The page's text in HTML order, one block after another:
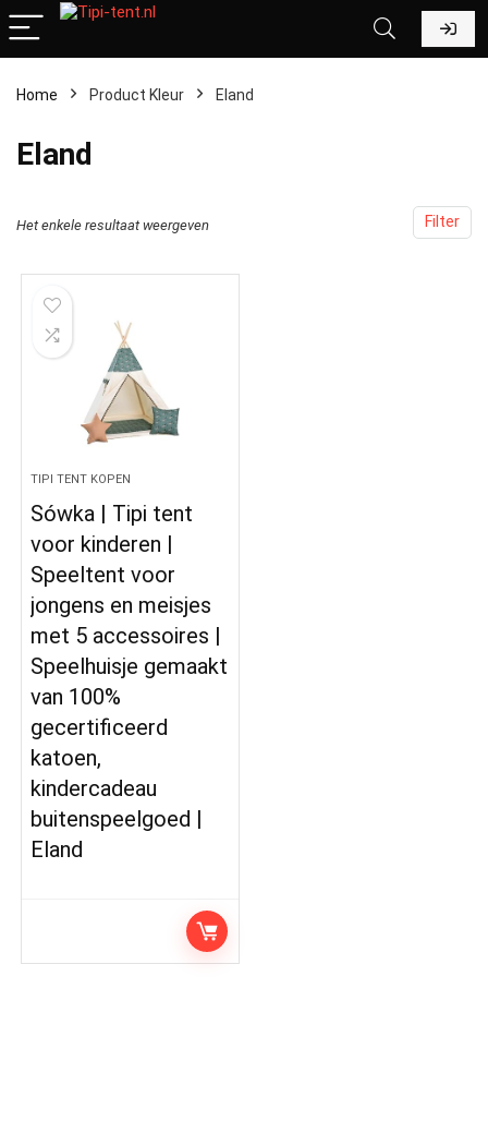
Home Product Kleur ‎Eland
‎Eland
Filter
Het enkele resultaat weergeven
TIPI TENT KOPEN
Sówka | Tipi tent
voor kinderen |
Speeltent voor
jongens en meisjes
met 5 accessoires |
Speelhuisje gemaakt
van 100%
gecertificeerd
katoen,
kindercadeau
buitenspeelgoed |
Eland